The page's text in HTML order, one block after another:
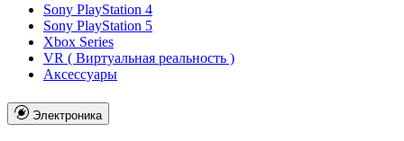
Sony PlayStation 4
Sony PlayStation 5
Xbox Series
VR ( Виртуальная реальность )
Аксессуары
Электроника